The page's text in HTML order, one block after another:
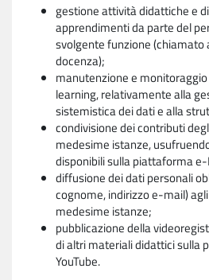
gestione attività didattiche e
apprendimenti da parte del
svolgente funzione
docenza);
manutenzione e
learning, relativamente alla
sistemistica dei dati e alla
condivisione dei contributi
medesime istanze,
disponibili sulla piattaforma
diffusione dei dati personali
cognome, indirizzo e-mail)
medesime istanze;
pubblicazione della
di altri materiali didattici sulla
YouTube.